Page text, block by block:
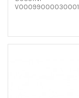
V00099000030001